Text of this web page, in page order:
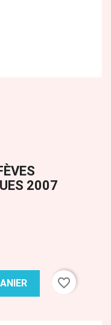
2007
favorite_border